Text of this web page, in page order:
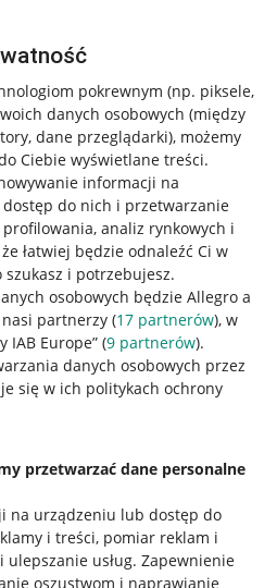
pokrewnym (np. piksele,
danych osobowych (między
dane przeglądarki), możemy
Ciebie wyświetlane treści.
informacji na
do nich i przetwarzanie
analiz rynkowych i
łatwiej będzie odnaleźć Ci w
szukasz i potrzebujesz.
osobowych będzie Allegro a
partnerzy (17 partnerów), w
IAB Europe” (9 partnerów).
danych osobowych przez
się w ich politykach ochrony
przetwarzać dane personalne
na urządzeniu lub dostęp do
i treści, pomiar reklam i
usług. Zapewnienie
oszustwom i naprawianie